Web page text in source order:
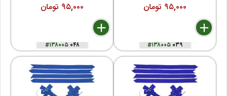
۹۵,۰۰۰ تومان
delete
remove
add
#۱۳۸۰۰۵۰۴۸
۹۵,۰۰۰ تومان
delete
remove
add
#۱۳۸۰۰۵۰۳۹